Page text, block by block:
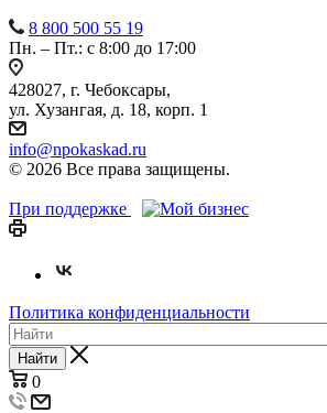
8 800 500 55 19
Пн. – Пт.: с 8:00 до 17:00
428027, г. Чебоксары,
ул. Хузангая, д. 18, корп. 1
info@npokaskad.ru
© 2026 Все права защищены.
При поддержке
Политика конфиденциальности
Найти
0